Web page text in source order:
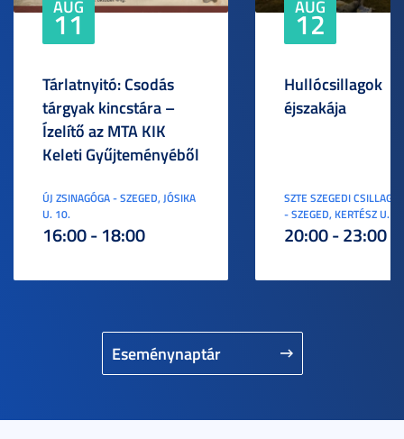
Eseménynaptár
AUG
11
Tárlatnyitó: Csodás
tárgyak kincstára –
Ízelítő az MTA KIK
Keleti Gyűjteményéből
ÚJ ZSINAGÓGA - SZEGED, JÓSIKA
U. 10.
16:00 - 18:00
AUG
12
Hullócsillagok
éjszakája
SZTE SZEGEDI
- SZEGED, KERTÉSZ U. 3.
20:00 - 23:00